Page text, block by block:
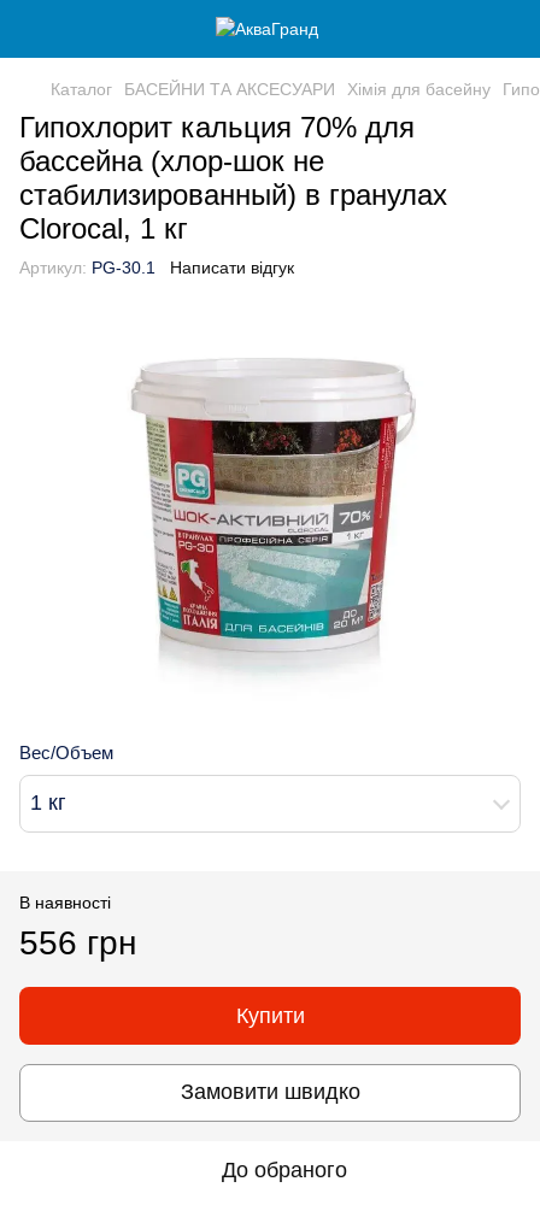
Каталог БАСЕЙНИ ТА АКСЕСУАРИ Хімія для басейну
Гипохлорит кальция 70% для
бассейна (хлор-шок не
стабилизированный) в гранулах
Clorocal, 1 кг
Артикул: PG-30.1 Написати відгук
Вес/Объем
1 кг
В наявності
556 грн
Купити
Замовити швидко
До обраного